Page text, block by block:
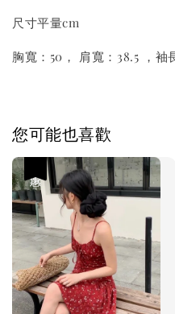
尺寸平量cm
胸寬：50， 肩寬：38.5 ，袖
您可能也喜歡